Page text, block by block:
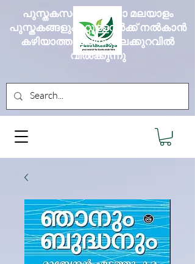
പുസ്തകസദ്യ എല്ലാ മലയാളം
പുസ്തകങ്ങളും മറ്റുള്ളവർക്ക് നൽകാൻ
കഴിയാത്ത വലിയ വിലക്കുറവിൽ
വിൽക്കുന്നു